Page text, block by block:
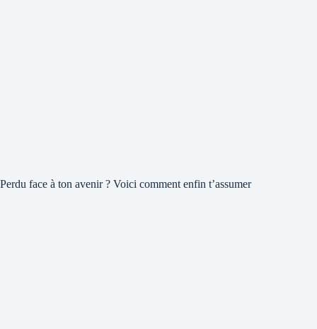
Perdu face à ton avenir ? Voici comment enfin t’assumer